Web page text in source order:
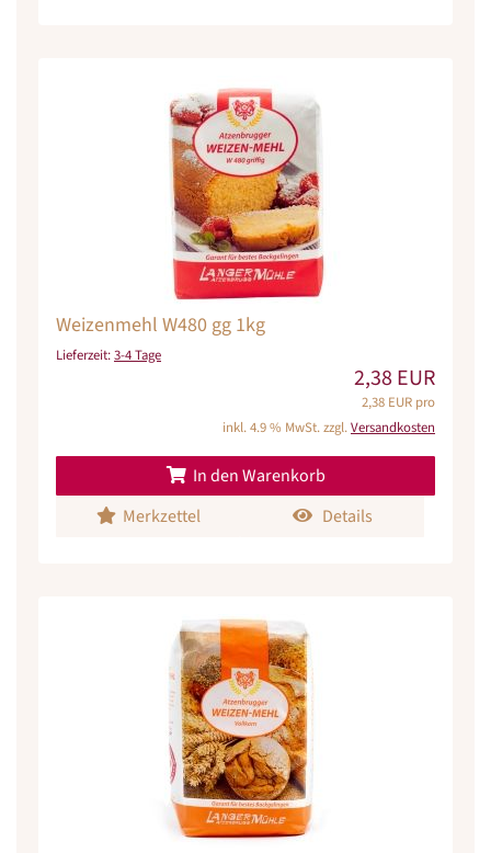
Weizenmehl W480 gg 1kg
Lieferzeit:3-4 Tage
2,38 EUR
2,38 EUR pro
inkl. 4.9 % MwSt. zzgl.Versandkosten
In den Warenkorb
Merkzettel
Details